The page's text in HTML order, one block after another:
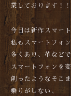
業しております！！
今日は新作スマー
私もスマートフォ
多くあり、革など
スマートフォンを
創ったようなそこ
乗りがしない、